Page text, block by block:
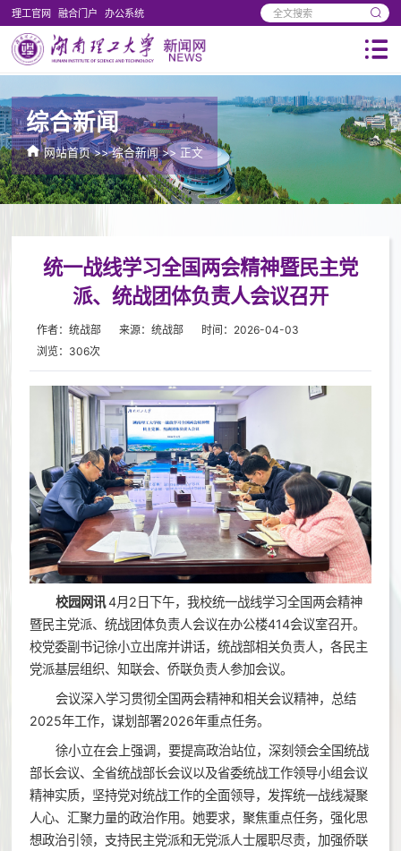
理工官网 融合门户 办公系统
综合新闻
网站首页>>综合新闻>> 正文
统一战线学习全国两会精神暨民主党
派、统战团体负责人会议召开
作者：统战部 来源：统战部
时间：2026-04-03
浏览： 306次
校园网讯4月2日下午，我校统一战线学习全国两会精神
暨民主党派、统战团体负责人会议在办公楼414会议室召开。
校党委副书记徐小立出席并讲话，统战部相关负责人，各民主
党派基层组织、知联会、侨联负责人参加会议。
会议深入学习贯彻全国两会精神和相关会议精神，总结
2025年工作，谋划部署2026年重点任务。
徐小立在会上强调，要提高政治站位，深刻领会全国统战
部长会议、全省统战部长会议以及省委统战工作领导小组会议
精神实质，坚持党对统战工作的全面领导，发挥统一战线凝聚
人心、汇聚力量的政治作用。她要求，聚焦重点任务，强化思
想政治引领，支持民主党派和无党派人士履职尽责，加强侨联